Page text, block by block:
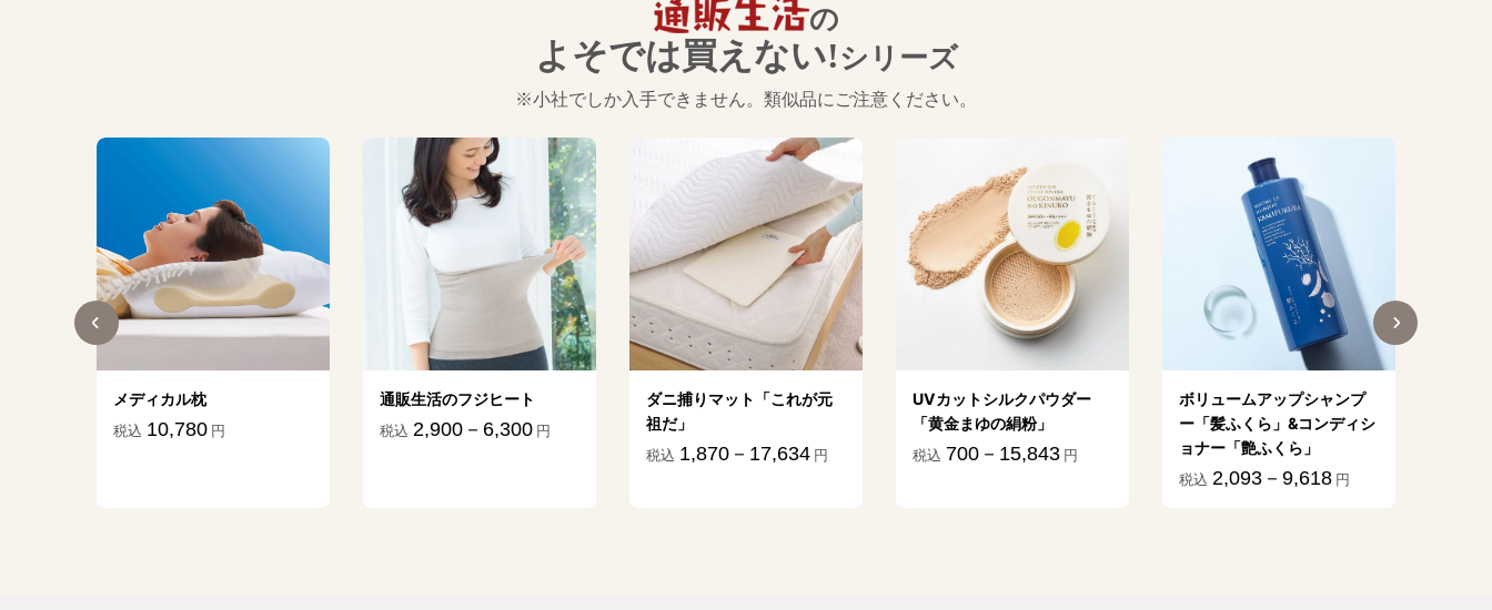
の
よそでは買えない!シリーズ
※小社でしか入手できません。類似品にご注意ください。
メディカル枕
税込 10,780 円
通販生活のフジヒート
税込 2,900－6,300 円
ダニ捕りマット「これが元
祖だ」
税込 1,870－17,634 円
UVカットシルクパウダー
「黄金まゆの絹粉」
税込 700－15,843 円
ボリュームアップシャンプ
ー「髪ふくら」&コンディシ
ョナー「艶ふくら」
税込 2,093－9,618 円